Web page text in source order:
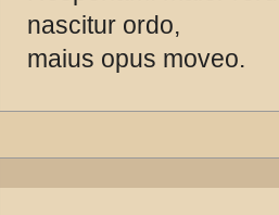
nascitur ordo,
maius opus moveo.